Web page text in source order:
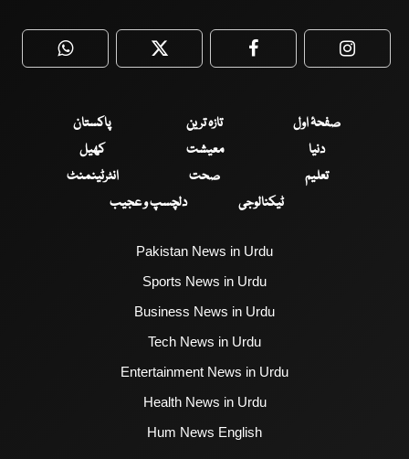
WhatsApp Twitter Facebook
صفحۂ اول تازہ ترین
پاکستان
دنیا
معیشت
کھیل
تعلیم
صحت
انٹرٹینمنٹ
ٹیکنالوجی
دلچسپ و عجیب
Pakistan News in Urdu
Sports News in Urdu
Business News in Urdu
Tech News in Urdu
Entertainment News in Urdu
Health News in Urdu
Hum News English